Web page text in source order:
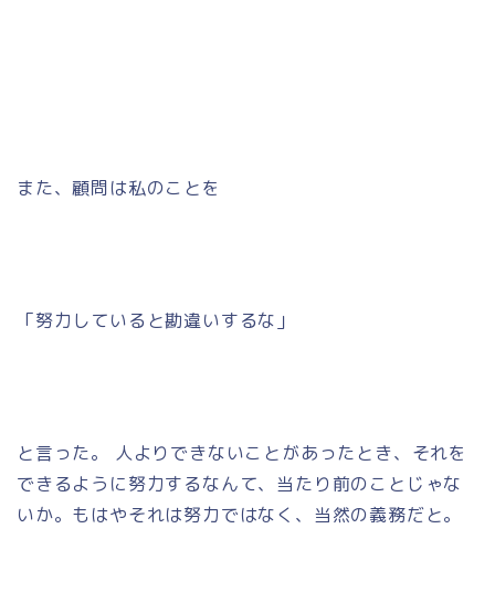
また、顧問は私のことを
「努力していると勘違いするな」
と言った。 人よりできないことがあったとき、それを
できるように努力するなんて、当たり前のことじゃな
いか。もはやそれは努力ではなく、当然の義務だと。